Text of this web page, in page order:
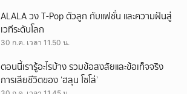
ALALA วง T-Pop ตัวลูก กับแฟชั่น และความฝันสู่
เวทีระดับโลก
30 ก.ค. เวลา 11.50 น.
ตอนนี้เรารู้อะไรบ้าง รวมข้อสงสัยและข้อเท็จจริง
การเสียชีวิตของ ‘ฮลุน โซโล่’